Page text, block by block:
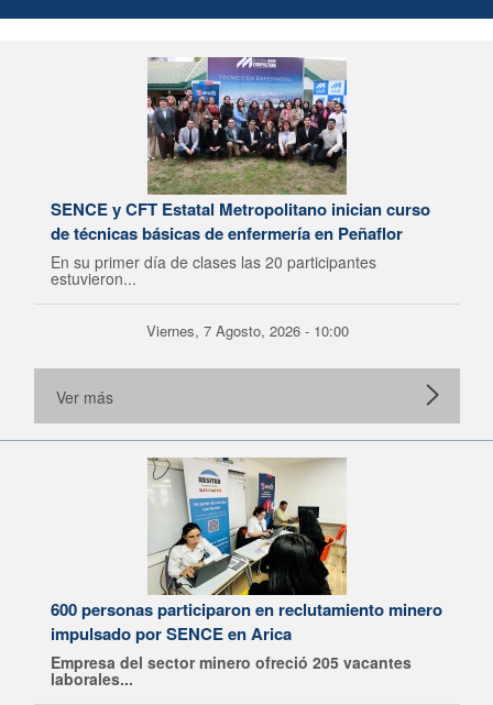
SENCE y CFT Estatal Metropolitano inician curso
de técnicas básicas de enfermería en Peñaflor
En su primer día de clases las 20 participantes
estuvieron...
Viernes, 7 Agosto, 2026 - 10:00
Ver más
600 personas participaron en reclutamiento minero
impulsado por SENCE en Arica
Empresa del sector minero ofreció 205 vacantes
laborales...